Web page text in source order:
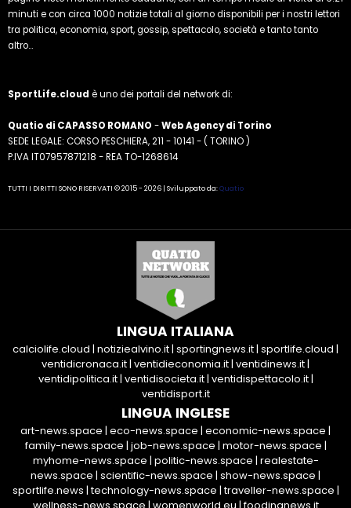
minuti e con circa 1000 notizie totali al giorno disponibili per i nostri lettori
tra politica, economia, sport, gossip, spettacolo, società e tanto tanto
altro...
SportLife.cloud è uno dei portali del network di:
Quatio di CAPASSO ROMANO -Web Agency di Torino
SEDE LEGALE: CORSO PESCHIERA, 211 - 10141 - ( TORINO )
P.IVA IT07957871218 - REA TO-1268614
TUTTI I DIRITTI SONO RISERVATI © 2015 - 2026 | Sviluppato da:Quatio
LINGUA ITALIANA
calciolife.cloud | notiziealvino.it| sportingnews.it| sportlife.cloud |
ventidicronaca.it| ventidieconomia.it| ventidinews.it|
ventidipolitica.it| ventidisocieta.it| ventidispettacolo.it|
ventidisport.it
LINGUA INGLESE
art-news.space | eco-news.space | economic-news.space |
family-news.space | job-news.space | motor-news.space |
myhome-news.space | politic-news.space | realestate-
news.space | scientific-news.space | show-news.space |
sportlife.news |technology-news.space |traveller-news.space |